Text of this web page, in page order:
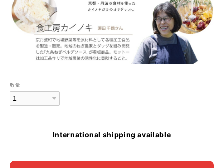
数量
International shipping available